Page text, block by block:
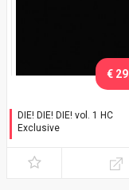
DIE! DIE! DIE! vol. 1 HC
Exclusive
€